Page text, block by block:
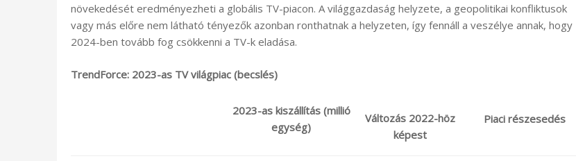
növekedését eredményezheti a globális TV-piacon. A világgazdaság helyzete, a geopolitikai konfliktusok
vagy más előre nem látható tényezők azonban ronthatnak a helyzeten, így fennáll a veszélye annak, hogy
2024-ben tovább fog csökkenni a TV-k eladása.
TrendForce: 2023-as TV világpiac (becslés)
2023-as kiszállítás (millió
egység)
Változás 2022-höz
képest
Piaci részesedés